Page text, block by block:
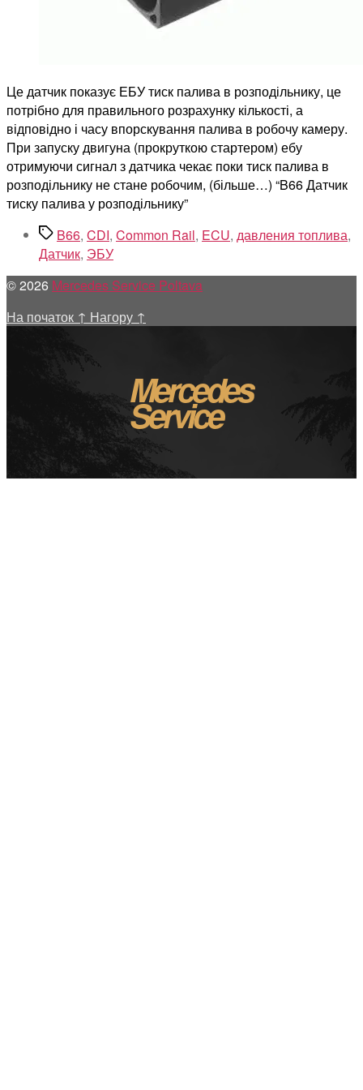
Це датчик показує ЕБУ тиск палива в розподільнику, це
потрібно для правильного розрахунку кількості, а
відповідно і часу впорскування палива в робочу камеру.
При запуску двигуна (прокруткою стартером) ебу
отримуючи сигнал з датчика чекає поки тиск палива в
розподільнику не стане робочим, (більше…) “B66 Датчик
тиску палива у розподільнику”
Позначки
B66, CDI, Common Rail, ECU, давления топлива,
Датчик, ЭБУ
© 2026 Mercedes Service Poltava
На початок ↑ Нагору ↑
Mercedes
Service